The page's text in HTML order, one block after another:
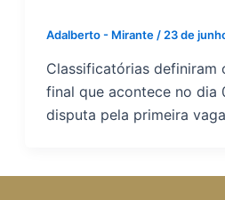
Adalberto - Mirante / 23 de
Classificatórias definiram
final que acontece no dia
disputa pela primeira